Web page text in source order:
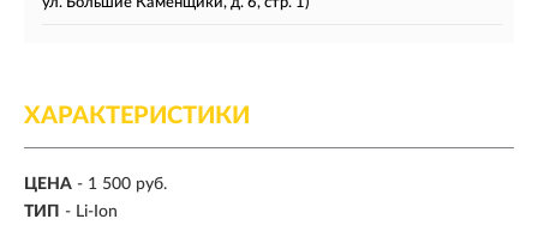
ХАРАКТЕРИСТИКИ
ЦЕНА - 1 500 руб.
ТИП - Li-Ion